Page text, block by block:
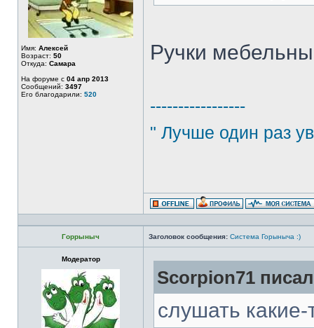
Имя: Алексей
Возраст: 50
Откуда: Самара
На форуме с 04 апр 2013
Сообщений: 3497
Его благодарили: 520
Ручки
-----------------
" Лучше один раз
Горрыныч Заголовок сообщения: Система Горыныча :)
Модератор
Scorpion71
слушать